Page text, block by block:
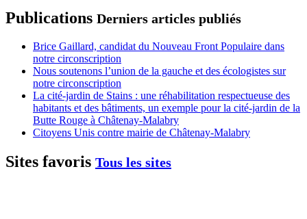
Publications Derniers articles publiés
Brice Gaillard, candidat du Nouveau Front Populaire dans
notre circonscription
Nous soutenons l’union de la gauche et des écologistes sur
notre circonscription
La cité-jardin de Stains : une réhabilitation respectueuse des
habitants et des bâtiments, un exemple pour la cité-jardin de la
Butte Rouge à Châtenay-Malabry
Citoyens Unis contre mairie de Châtenay-Malabry
Sites favoris Tous les sites